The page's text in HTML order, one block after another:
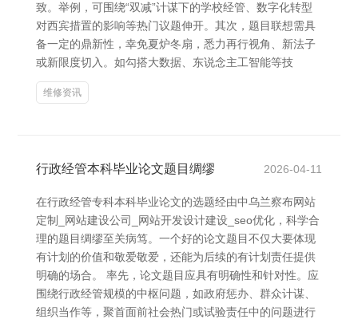
致。举例，可围绕“双减”计谋下的学校经管、数字化转型
对西宾措置的影响等热门议题伸开。其次，题目联想需具
备一定的鼎新性，幸免夏炉冬扇，悉力再行视角、新法子
或新限度切入。如勾搭大数据、东说念主工智能等技
维修资讯
行政经管本科毕业论文题目绸缪 2026-04-11
在行政经管专科本科毕业论文的选题经由中乌兰察布网站
定制_网站建设公司_网站开发设计建设_seo优化，科学合
理的题目绸缪至关病笃。一个好的论文题目不仅大要体现
有计划的价值和敬爱敬爱，还能为后续的有计划责任提供
明确的场合。 率先，论文题目应具有明确性和针对性。应
围绕行政经管规模的中枢问题，如政府惩办、群众计谋、
组织当作等，聚首面前社会热门或试验责任中的问题进行